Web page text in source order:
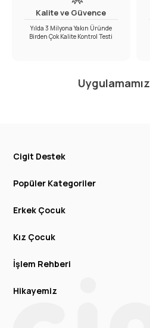
Kalite ve Güvence
Yılda 3 Milyona Yakın Üründe
Birden Çok Kalite Kontrol Testi
Cigit Destek
Popüler Kategoriler
Erkek Çocuk
Kız Çocuk
İşlem Rehberi
Hikayemiz